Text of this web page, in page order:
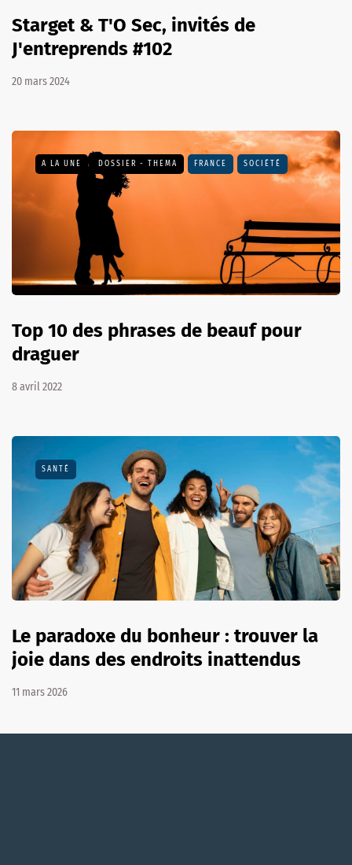
Starget & T'O Sec, invités de
J'entreprends #102
20 mars 2024
A LA UNE DOSSIER - THEMA FRANCE SOCIÉTÉ
Top 10 des phrases de beauf pour
draguer
8 avril 2022
SANTÉ
Le paradoxe du bonheur : trouver la
joie dans des endroits inattendus
11 mars 2026